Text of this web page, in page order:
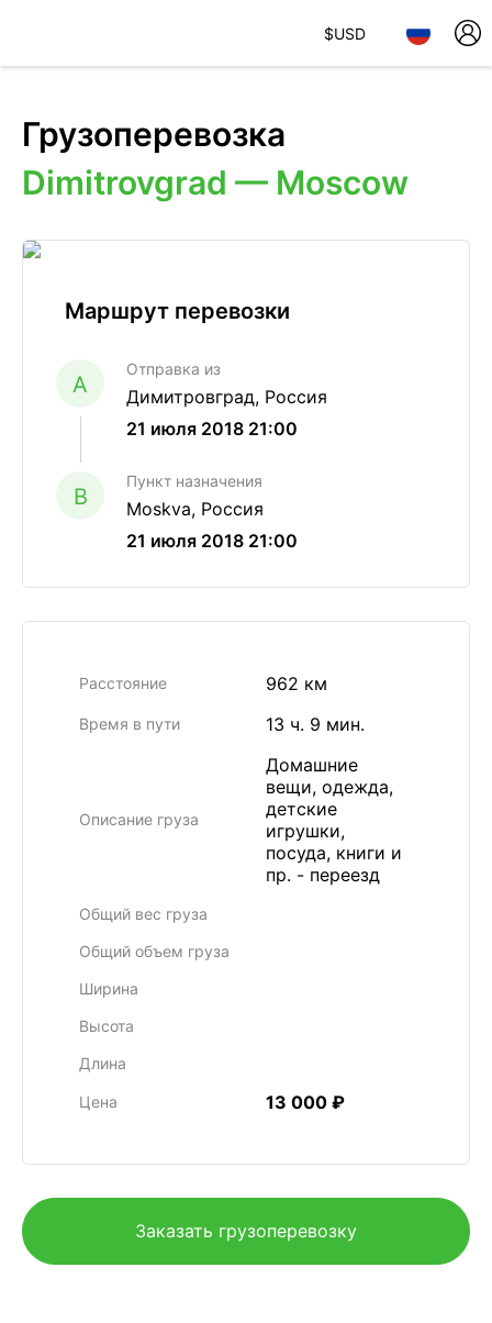
$USD
Грузоперевозка
Dimitrovgrad — Moscow
Маршрут перевозки
A
Отправка из
Димитровград, Россия
21 июля 2018 21:00
B
Пункт назначения
Moskva, Россия
21 июля 2018 21:00
Расстояние 962 км
Время в пути 13 ч. 9 мин.
Описание груза
Домашние
вещи, одежда,
детские
игрушки,
посуда, книги и
пр. - переезд
Общий вес груза
Общий объем груза
Ширина
Высота
Длина
Цена 13 000 ₽
Заказать грузоперевозку